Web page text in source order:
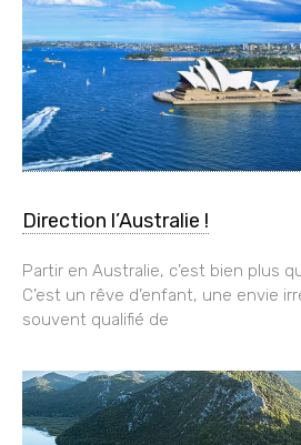
Direction l’Australie !
Partir en Australie, c’est bien plus
C’est un rêve d’enfant, une envie
souvent qualifié de